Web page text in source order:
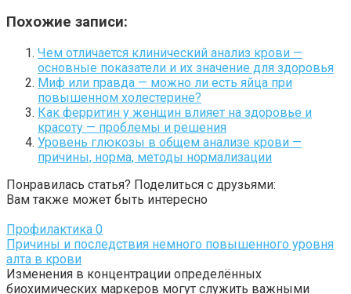
Похожие записи:
Чем отличается клинический анализ крови —
основные показатели и их значение для здоровья
Миф или правда — можно ли есть яйца при
повышенном холестерине?
Как ферритин у женщин влияет на здоровье и
красоту — проблемы и решения
Уровень глюкозы в общем анализе крови —
причины, норма, методы нормализации
Понравилась статья? Поделиться с друзьями:
Вам также может быть интересно
Профилактика 0
Причины и последствия немного повышенного уровня
алта в крови
Изменения в концентрации определённых
биохимических маркеров могут служить важными